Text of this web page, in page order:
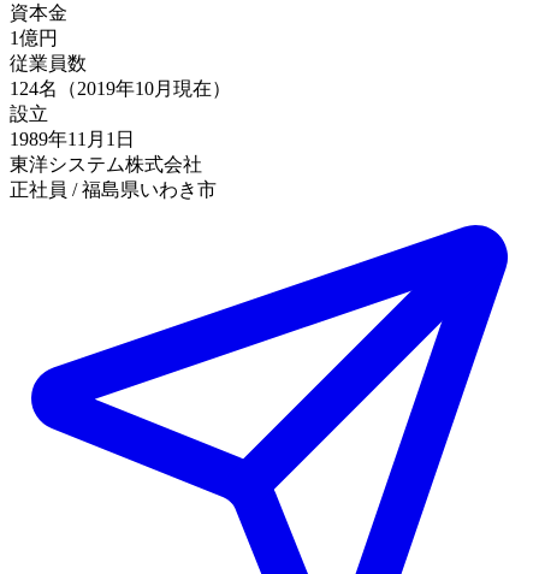
資本金
1億円
従業員数
124名（2019年10月現在）
設立
1989年11月1日
東洋システム株式会社
正社員 / 福島県いわき市